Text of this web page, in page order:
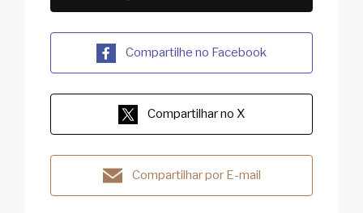
Compartilhe no Facebook
Compartilhar no X
Compartilhar por E-mail